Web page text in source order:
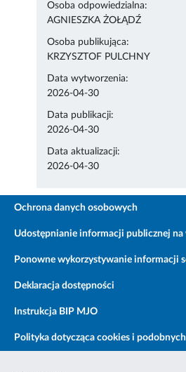
Osoba odpowiedzialna:
AGNIESZKA ŻOŁĄDŹ
Osoba publikująca:
KRZYSZTOF PULCHNY
Data wytworzenia:
2026-04-30
Data publikacji:
2026-04-30
Data aktualizacji:
2026-04-30
Ochrona danych osobowych
Udostępnianie informacji publicznej na
Ponowne wykorzystywanie informacji
Deklaracja dostępności
Instrukcja BIP MJO
Polityka dotycząca cookies i